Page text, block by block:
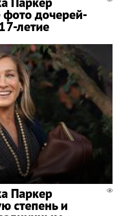
фото дочерей-
летие
Паркер
степень и